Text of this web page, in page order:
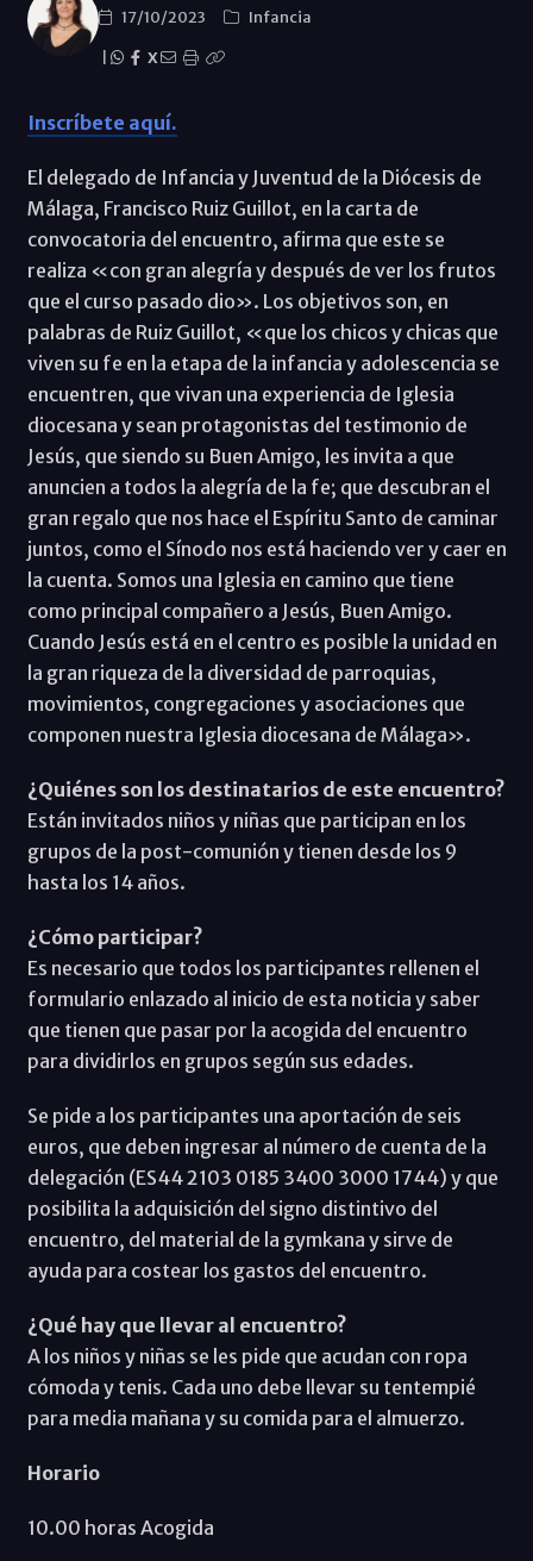
17/10/2023
Infancia
X
Inscríbete aquí.
El delegado de Infancia y Juventud de la Diócesis de
Málaga, Francisco Ruiz Guillot, en la carta de
convocatoria del encuentro, afirma que este se
realiza «con gran alegría y después de ver los frutos
que el curso pasado dio». Los objetivos son, en
palabras de Ruiz Guillot, «que los chicos y chicas que
viven su fe en la etapa de la infancia y adolescencia se
encuentren, que vivan una experiencia de Iglesia
diocesana y sean protagonistas del testimonio de
Jesús, que siendo su Buen Amigo, les invita a que
anuncien a todos la alegría de la fe; que descubran el
gran regalo que nos hace el Espíritu Santo de caminar
juntos, como el Sínodo nos está haciendo ver y caer en
la cuenta. Somos una Iglesia en camino que tiene
como principal compañero a Jesús, Buen Amigo.
Cuando Jesús está en el centro es posible la unidad en
la gran riqueza de la diversidad de parroquias,
movimientos, congregaciones y asociaciones que
componen nuestra Iglesia diocesana de Málaga».
¿Quiénes son los destinatarios de este encuentro?
Están invitados niños y niñas que participan en los
grupos de la post-comunión y tienen desde los 9
hasta los 14 años.
¿Cómo participar?
Es necesario que todos los participantes rellenen el
formulario enlazado al inicio de esta noticia y saber
que tienen que pasar por la acogida del encuentro
para dividirlos en grupos según sus edades.
Se pide a los participantes una aportación de seis
euros, que deben ingresar al número de cuenta de la
delegación (ES44 2103 0185 3400 3000 1744) y que
posibilita la adquisición del signo distintivo del
encuentro, del material de la gymkana y sirve de
ayuda para costear los gastos del encuentro.
¿Qué hay que llevar al encuentro?
A los niños y niñas se les pide que acudan con ropa
cómoda y tenis. Cada uno debe llevar su tentempié
para media mañana y su comida para el almuerzo.
Horario
10.00 horas Acogida